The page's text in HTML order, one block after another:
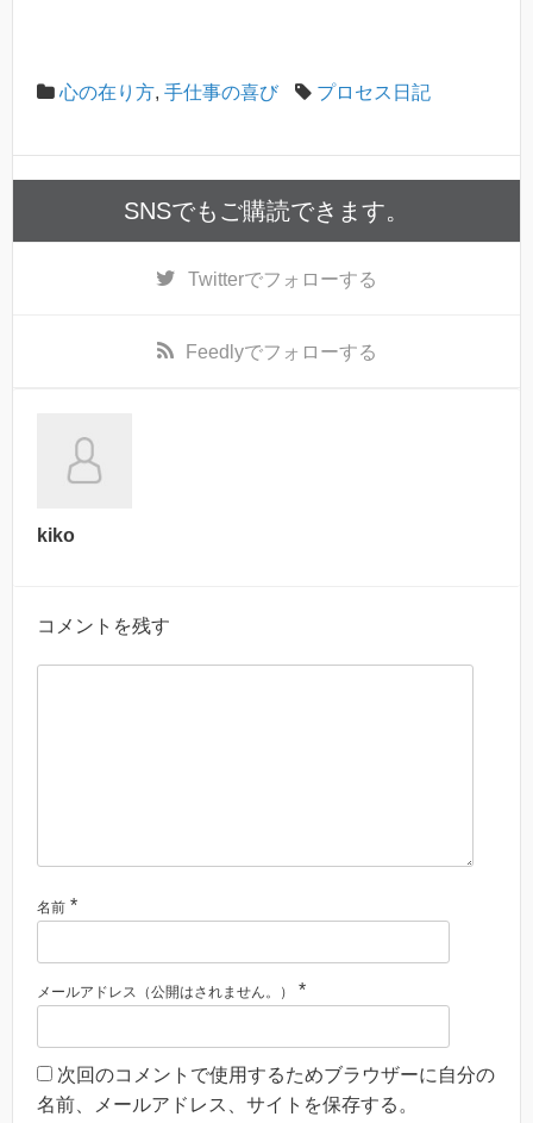
心の在り方, 手仕事の喜び プロセス日記
SNSでもご購読できます。
Twitterでフォローする
Feedlyでフォローする
kiko
コメントを残す
名前 *
メールアドレス（公開はされません。） *
次回のコメントで使用するためブラウザーに自分の
名前、メールアドレス、サイトを保存する。